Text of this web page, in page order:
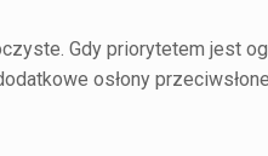
Gdy priorytetem jest
osłony